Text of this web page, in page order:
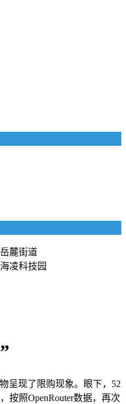
麓街道
凌科技园
现了限购现象。眼下，52
按照OpenRouter数据，再次